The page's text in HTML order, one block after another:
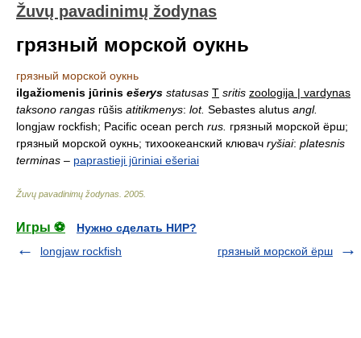
Žuvų pavadinimų žodynas
грязный морской оукнь
грязный морской оукнь
ilgažiomenis jūrinis ešerys statusas T sritis zoologija | vardynas
taksono rangas rūšis atitikmenys: lot. Sebastes alutus angl.
longjaw rockfish; Pacific ocean perch rus. грязный морской ёрш;
грязный морской оукнь; тихоокеанский клювач ryšiai: platesnis
terminas – paprastieji jūriniai ešeriai
Žuvų pavadinimų žodynas 2005
Игры ⚽
Нужно сделать НИР?
longjaw rockfish
грязный морской ёрш